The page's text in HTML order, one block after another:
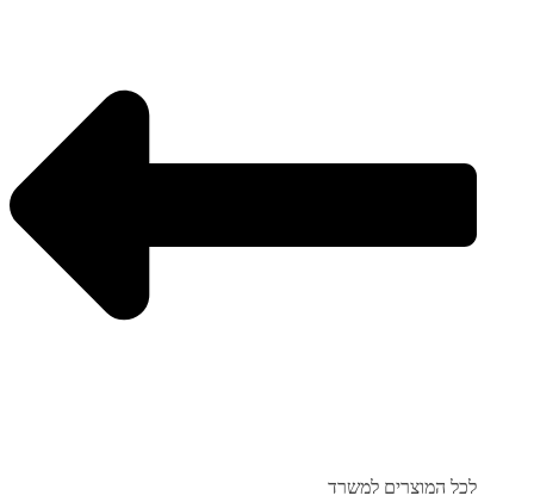
לכל המוצרים למשרד